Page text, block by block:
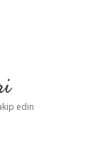
edin